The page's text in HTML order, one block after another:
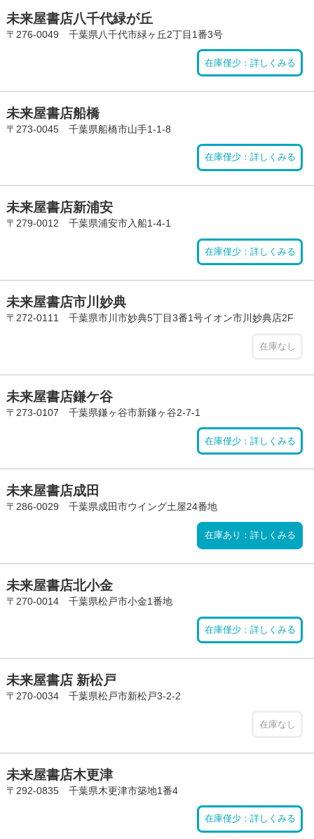
未来屋書店八千代緑が丘
〒276-0049 千葉県八千代市緑ヶ丘2丁目1番3号
在庫僅少：詳しくみる
未来屋書店船橋
〒273-0045 千葉県船橋市山手1-1-8
在庫僅少：詳しくみる
未来屋書店新浦安
〒279-0012 千葉県浦安市入船1-4-1
在庫僅少：詳しくみる
未来屋書店市川妙典
〒272-0111 千葉県市川市妙典5丁目3番1号イオン市川妙典店2F
在庫なし
未来屋書店鎌ケ谷
〒273-0107 千葉県鎌ヶ谷市新鎌ヶ谷2-7-1
在庫僅少：詳しくみる
未来屋書店成田
〒286-0029 千葉県成田市ウイング土屋24番地
在庫あり：詳しくみる
未来屋書店北小金
〒270-0014 千葉県松戸市小金1番地
在庫僅少：詳しくみる
未来屋書店 新松戸
〒270-0034 千葉県松戸市新松戸3-2-2
在庫なし
未来屋書店木更津
〒292-0835 千葉県木更津市築地1番4
在庫僅少：詳しくみる